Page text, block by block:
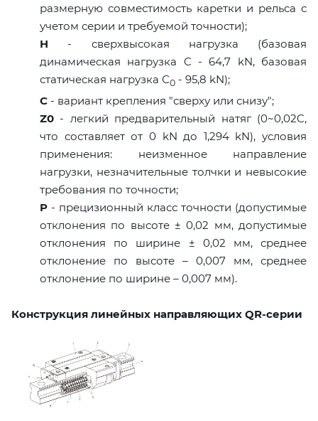
размерную совместимость каретки и рельса с
учетом серии и требуемой точности);
H - сверхвысокая нагрузка (базовая
динамическая нагрузка C - 64,7 kN, базовая
статическая нагрузка С0 - 95,8 kN);
C - вариант крепления "сверху или снизу";
Z0 - легкий предварительный натяг (0~0,02C,
что составляет от 0 kN до 1,294 kN), условия
применения: неизменное направление
нагрузки, незначительные толчки и невысокие
требования по точности;
P - прецизионный класс точности (допустимые
отклонения по высоте ± 0,02 мм, допустимые
отклонения по ширине ± 0,02 мм, среднее
отклонение по высоте – 0,007 мм, среднее
отклонение по ширине – 0,007 мм).
Конструкция линейных направляющих QR-серии